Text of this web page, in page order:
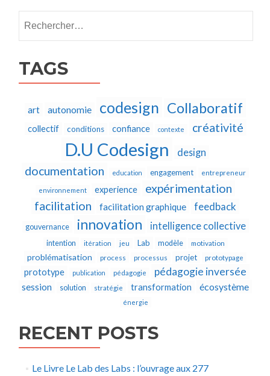
TAGS
art autonomie codesign Collaboratif
collectif conditions confiance contexte créativité
D.U Codesign design
documentation education engagement entrepreneur
environnement experience
expérimentation
facilitation
facilitation graphique feedback
gouvernance innovation intelligence collective
intention itération jeu Lab modèle motivation
problématisation process processus projet prototypage
prototype publication pédagogie pédagogie inversée
session solution stratégie transformation écosystème
énergie
RECENT POSTS
Le Livre Le Lab des Labs : l’ouvrage aux 277